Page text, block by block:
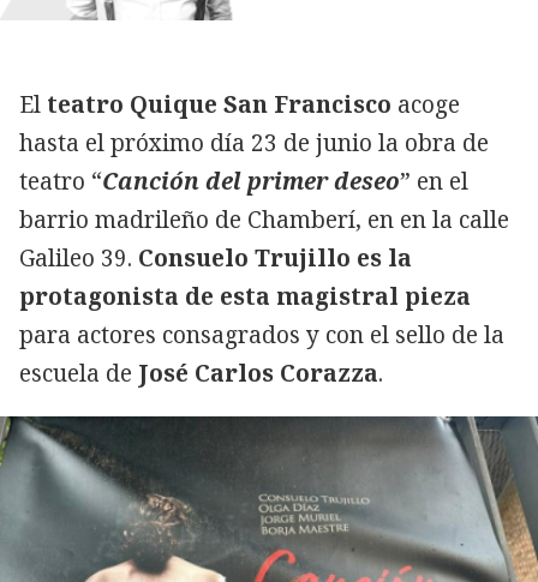
El teatro Quique San Francisco acoge
hasta el próximo día 23 de junio la obra de
teatro “Canción del primer deseo” en el
barrio madrileño de Chamberí, en en la calle
Galileo 39. Consuelo Trujillo es la
protagonista de esta magistral pieza
para actores consagrados y con el sello de la
escuela de José Carlos Corazza.